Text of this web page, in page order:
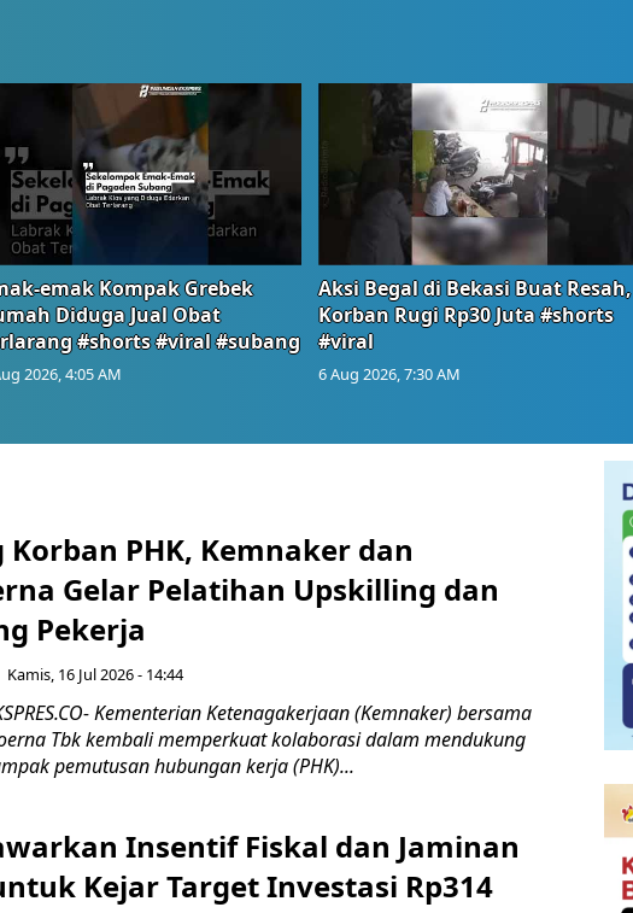
emak Kompak Grebek
Diduga Jual Obat
#shorts #viral #subang
2026, 4:05 AM
Aksi Begal di Bekasi Buat Resah,
Korban Rugi Rp30 Juta #shorts
#viral
6 Aug 2026, 7:30 AM
Korban PHK, Kemnaker dan
Gelar Pelatihan Upskilling dan
Pekerja
Kamis, 16 Jul 2026 - 14:44
Kementerian Ketenagakerjaan (Kemnaker) bersama
Tbk kembali memperkuat kolaborasi dalam mendukung
pemutusan hubungan kerja (PHK)...
Insentif Fiskal dan Jaminan
Kejar Target Investasi Rp314